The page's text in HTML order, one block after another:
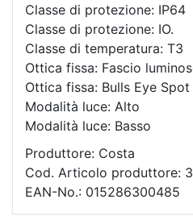
Classe di protezione: IP64
Classe di protezione: IO.
Classe di temperatura: T3
Ottica fissa: Fascio
Ottica fissa: Bulls Eye Spot
Modalità luce: Alto
Modalità luce: Basso
Produttore: Costa
Cod. Articolo produttore:
EAN-No.: 015286300485